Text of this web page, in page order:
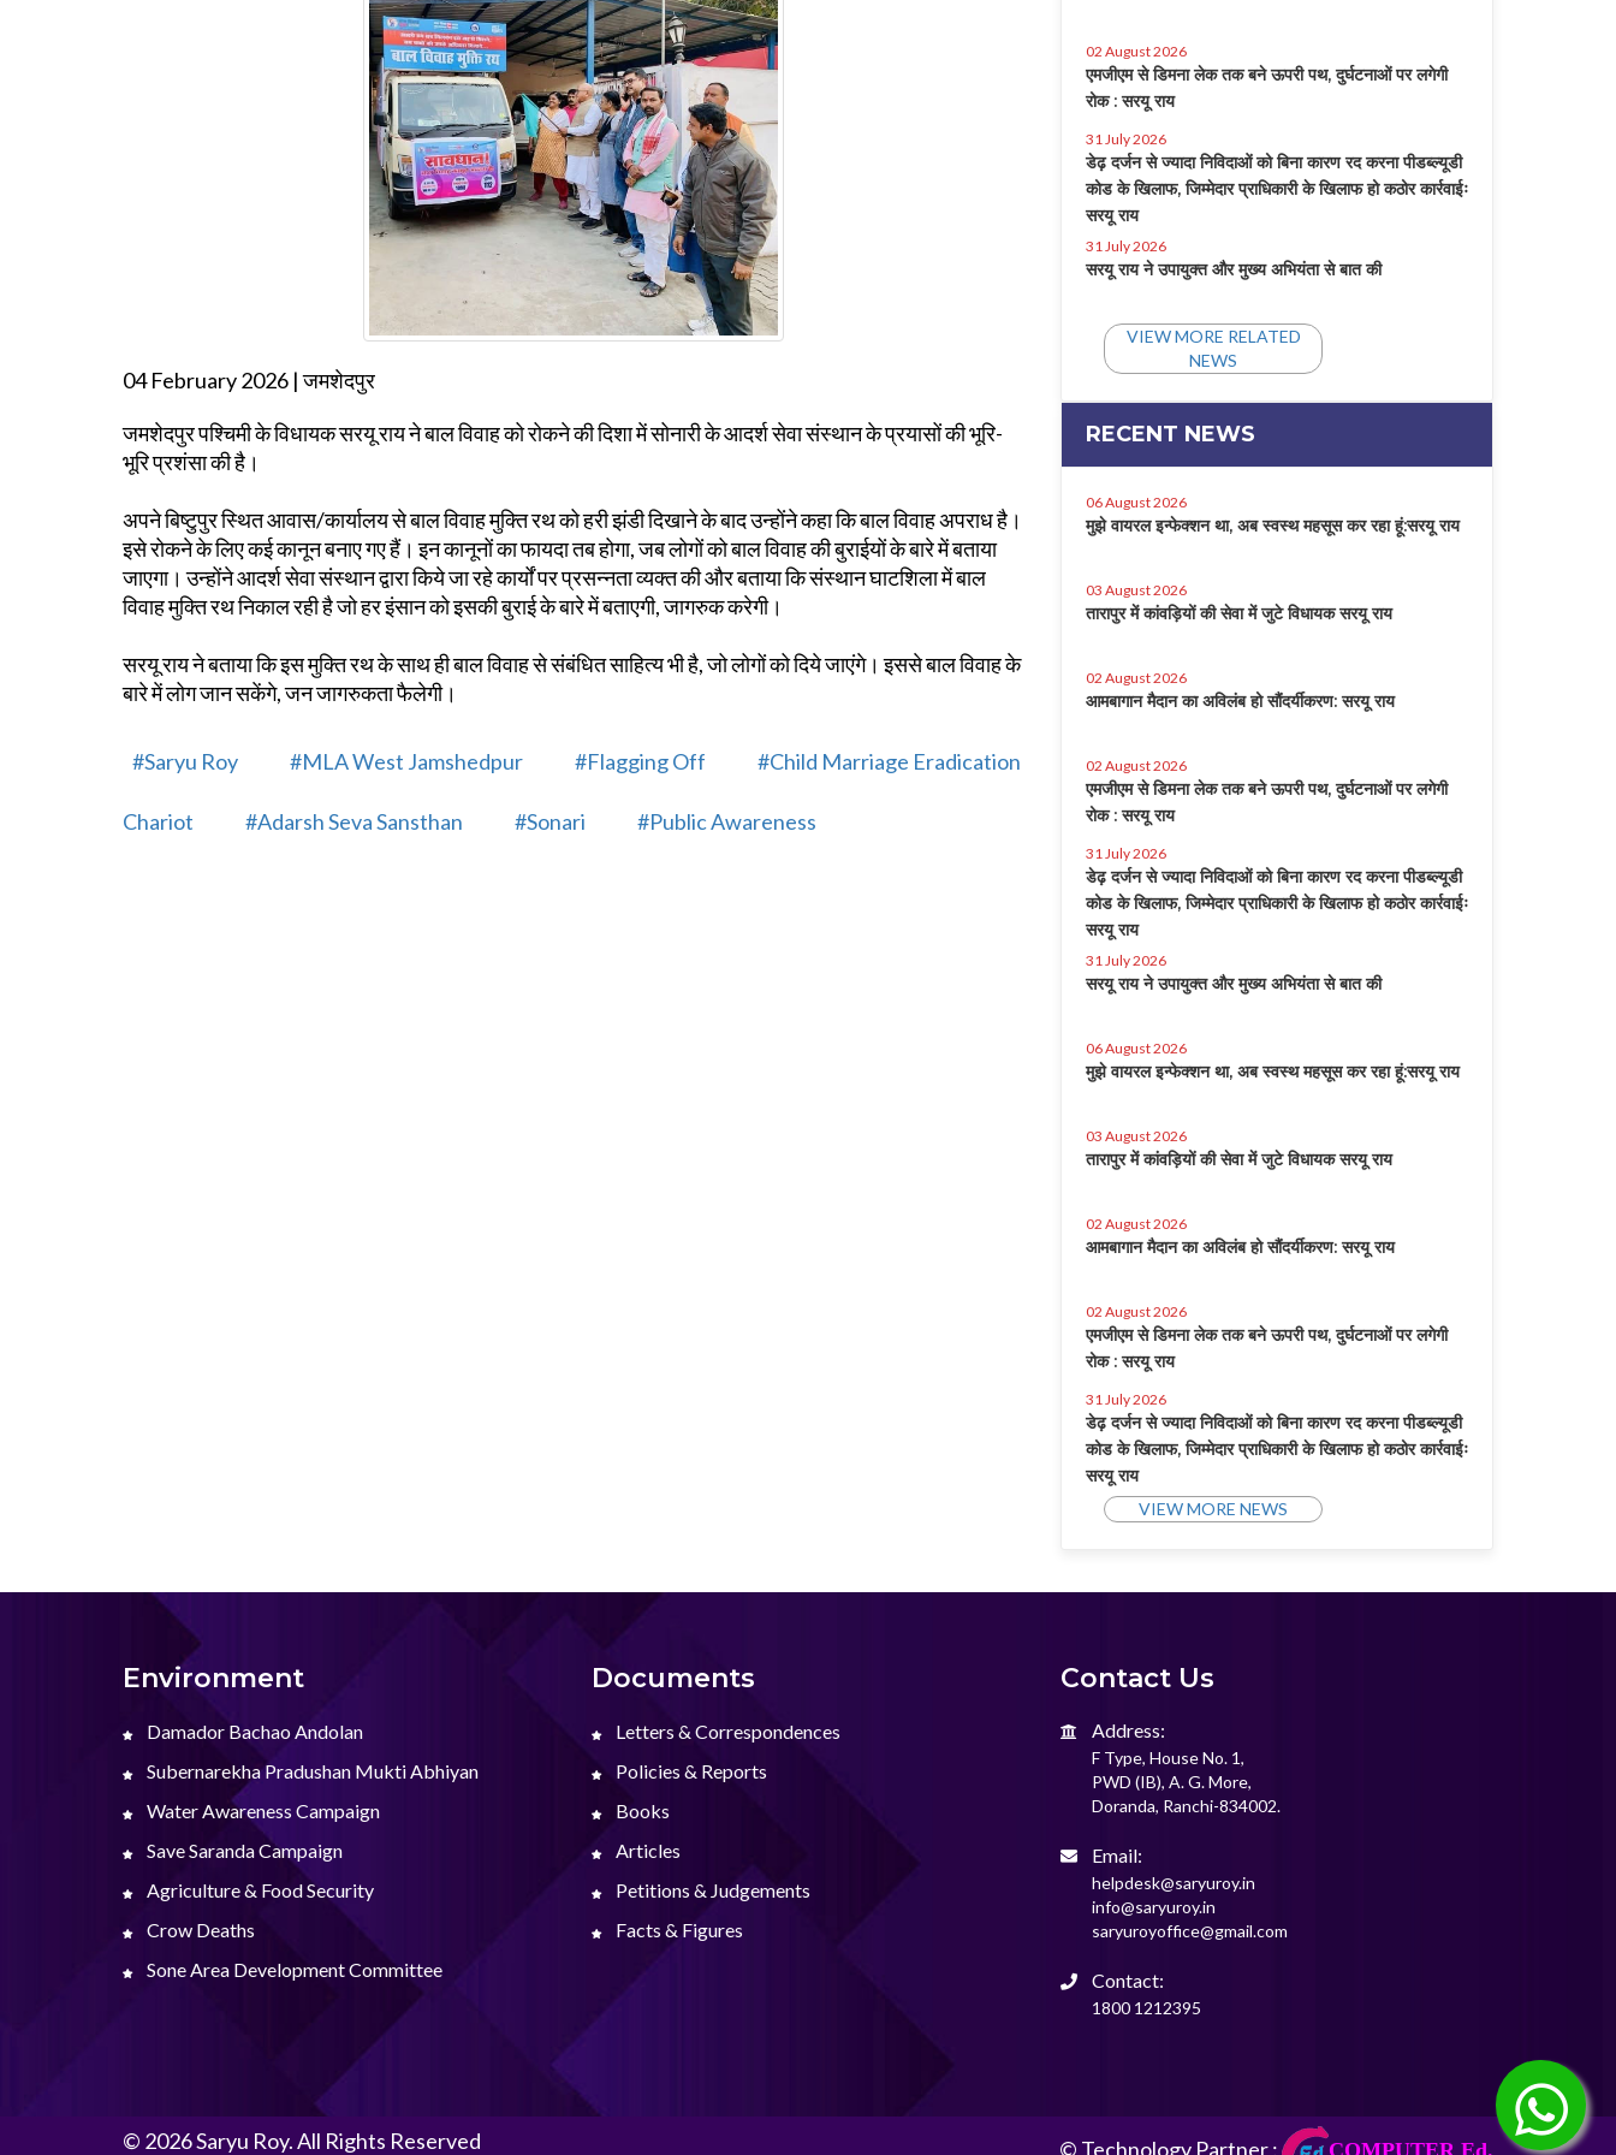
04 February 2026 | जमशेदपुर
जमशेदपुर पश्चिमी के विधायक सरयू राय ने बाल विवाह को रोकने की दिशा में सोनारी के आदर्श सेवा संस्थान के प्रयासों की भूरि-
भूरि प्रशंसा की है।
अपने बिष्टुपुर स्थित आवास/कार्यालय से बाल विवाह मुक्ति रथ को हरी झंडी दिखाने के बाद उन्होंने कहा कि बाल विवाह अपराध है।
इसे रोकने के लिए कई कानून बनाए गए हैं। इन कानूनों का फायदा तब होगा, जब लोगों को बाल विवाह की बुराईयों के बारे में बताया
जाएगा। उन्होंने आदर्श सेवा संस्थान द्वारा किये जा रहे कार्यों पर प्रसन्नता व्यक्त की और बताया कि संस्थान घाटशिला में बाल
विवाह मुक्ति रथ निकाल रही है जो हर इंसान को इसकी बुराई के बारे में बताएगी, जागरुक करेगी।
सरयू राय ने बताया कि इस मुक्ति रथ के साथ ही बाल विवाह से संबंधित साहित्य भी है, जो लोगों को दिये जाएंगे। इससे बाल विवाह के
बारे में लोग जान सकेंगे, जन जागरुकता फैलेगी।
#Saryu Roy #MLA West Jamshedpur #Flagging Off #Child Marriage Eradication
Chariot #Adarsh ​​Seva Sansthan #Sonari #Public Awareness
02 August 2026
एमजीएम से डिमना लेक तक बने ऊपरी पथ, दुर्घटनाओं पर लगेगी
रोक : सरयू राय
31 July 2026
डेढ़ दर्जन से ज्यादा निविदाओं को बिना कारण रद करना पीडब्ल्यूडी
कोड के खिलाफ, जिम्मेदार प्राधिकारी के खिलाफ हो कठोर कार्रवाईः
सरयू राय
31 July 2026
सरयू राय ने उपायुक्त और मुख्य अभियंता से बात की
VIEW MORE RELATED
NEWS
RECENT NEWS
06 August 2026
मुझे वायरल इन्फेक्शन था, अब स्वस्थ महसूस कर रहा हूं:सरयू राय
03 August 2026
तारापुर में कांवड़ियों की सेवा में जुटे विधायक सरयू राय
02 August 2026
आमबागान मैदान का अविलंब हो सौंदर्यीकरण: सरयू राय
02 August 2026
एमजीएम से डिमना लेक तक बने ऊपरी पथ, दुर्घटनाओं पर लगेगी
रोक : सरयू राय
31 July 2026
डेढ़ दर्जन से ज्यादा निविदाओं को बिना कारण रद करना पीडब्ल्यूडी
कोड के खिलाफ, जिम्मेदार प्राधिकारी के खिलाफ हो कठोर कार्रवाईः
सरयू राय
31 July 2026
सरयू राय ने उपायुक्त और मुख्य अभियंता से बात की
06 August 2026
मुझे वायरल इन्फेक्शन था, अब स्वस्थ महसूस कर रहा हूं:सरयू राय
03 August 2026
तारापुर में कांवड़ियों की सेवा में जुटे विधायक सरयू राय
02 August 2026
आमबागान मैदान का अविलंब हो सौंदर्यीकरण: सरयू राय
02 August 2026
एमजीएम से डिमना लेक तक बने ऊपरी पथ, दुर्घटनाओं पर लगेगी
रोक : सरयू राय
31 July 2026
डेढ़ दर्जन से ज्यादा निविदाओं को बिना कारण रद करना पीडब्ल्यूडी
कोड के खिलाफ, जिम्मेदार प्राधिकारी के खिलाफ हो कठोर कार्रवाईः
सरयू राय
VIEW MORE NEWS
Environment
Damador Bachao Andolan
Subernarekha Pradushan Mukti Abhiyan
Water Awareness Campaign
Save Saranda Campaign
Agriculture & Food Security
Crow Deaths
Sone Area Development Committee
Documents
Letters & Correspondences
Policies & Reports
Books
Articles
Petitions & Judgements
Facts & Figures
Contact Us
Address:
F Type, House No. 1,
PWD (IB), A. G. More,
Doranda, Ranchi-834002.
Email:
helpdesk@saryuroy.in
info@saryuroy.in
saryuroyoffice@gmail.com
Contact:
1800 1212395
© 2026 Saryu Roy. All Rights Reserved © Technology Partner : COMPUTER Ed.